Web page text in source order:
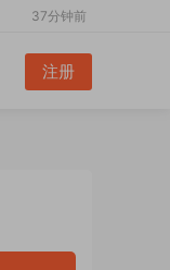
注册
37分钟前
2小时前